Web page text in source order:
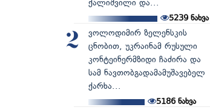
ქალიშვილი და...
5239 ნახვა
2
ვოლოდიმირ ზელენსკის
ცნობით, უკრაინამ რუსული
კონტეინერმზიდი ჩაძირა და
სამ ნავთობგადამამუშავებელ
ქარხა...
5186ნახვა